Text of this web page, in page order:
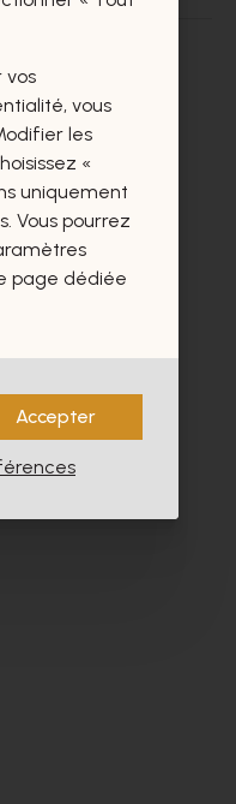
aussi.
vos
vous
les
«
uniquement
Vous pourrez
page dédiée
Accepter